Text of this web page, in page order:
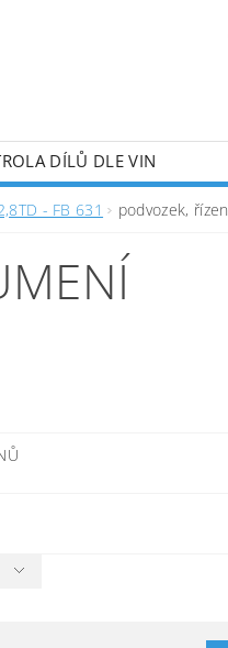
DÍLŮ DLE VIN
- FB 631 podvozek,